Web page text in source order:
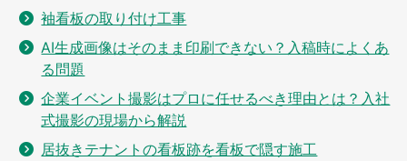
袖看板の取り付け工事
AI生成画像はそのまま印刷できない？入稿時によくあ
る問題
企業イベント撮影はプロに任せるべき理由とは？入社
式撮影の現場から解説
居抜きテナントの看板跡を看板で隠す施工